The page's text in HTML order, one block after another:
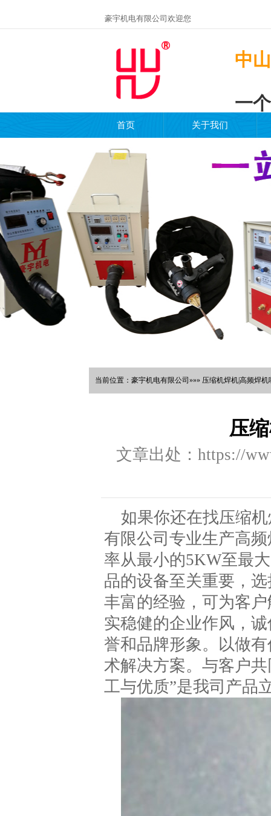
豪宇机电有限公司欢迎您
中
一
首页 关于我们
当前位置：豪宇机电有限公司»»» 压缩机焊机|高频焊机
压
文章出处：https://
如果你还在找压缩
有限公司专业生产高
率从最小的5KW至最
品的设备至关重要，
丰富的经验，可为客
实稳健的企业作风，
誉和品牌形象。以做
术解决方案。与客户
工与优质”是我司产品